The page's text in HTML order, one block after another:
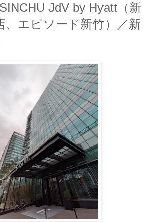
JdV by Hyatt（新
、エピソード新竹）／新